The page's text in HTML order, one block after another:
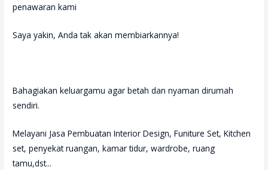
penawaran kami
Saya yakin, Anda tak akan membiarkannya!
Bahagiakan keluargamu agar betah dan nyaman dirumah
sendiri.
Melayani Jasa Pembuatan Interior Design, Funiture Set, Kitchen
set, penyekat ruangan, kamar tidur, wardrobe, ruang
tamu,dst...